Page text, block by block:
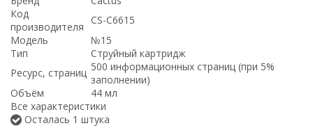
Код
производителя
CS-C6615
Модель
№15
Тип
Струйный картридж
Ресурс, страниц 500 информационных страниц (при 5%
заполнении)
Объём
44 мл
Все характеристики
Осталась 1 штука